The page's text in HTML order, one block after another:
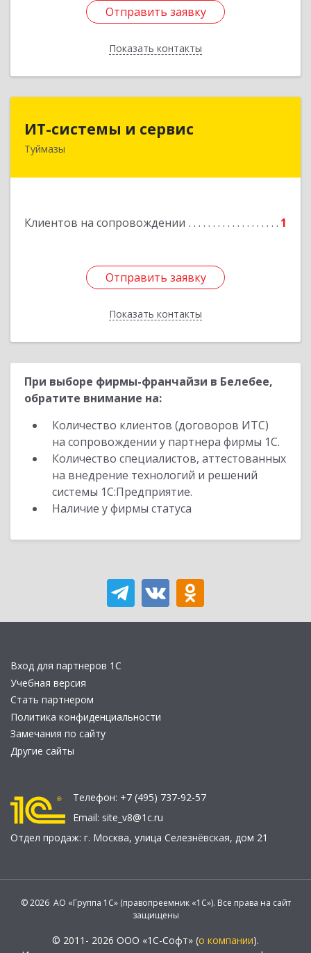
Отправить заявку
Показать контакты
Отправить заявку
Назад
ИТ-системы и сервис
Туймазы
Клиентов на сопровождении 1
Отправить заявку
Показать контакты
Подробнее
Отправить заявку
Назад
При выборе фирмы-франчайзи в Белебее,
обратите внимание на:
Количество клиентов (договоров ИТС)
на сопровождении у партнера фирмы 1С.
Количество специалистов, аттестованных
на внедрение технологий и решений
системы 1С:Предприятие.
Наличие у фирмы статуса
Вход для партнеров 1С
Учебная версия
Стать партнером
Политика конфиденциальности
Замечания по сайту
Другие сайты
Телефон: +7 (495) 737-92-57
Email: site_v8@1c.ru
Отдел продаж: г. Москва, улица Селезнёвская, дом 21
© 2026 АО «Группа 1С» (правопреемник «1С»). Все права на сайт
защищены
© 2011- 2026 ООО «1С-Софт» (о компании).